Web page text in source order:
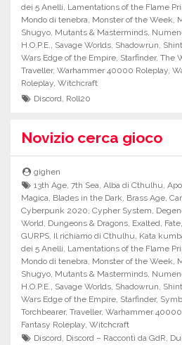
dei 5 Anelli, Lamentations of the Flame
Mondo di tenebra, Monster of the Week,
Shugyo, Mutants & Masterminds,
H.O.P.E., Savage Worlds, Shadowrun,
Wars Edge of the Empire, Starfinder, The
Traveller, Warhammer 40000 Roleplay,
Roleplay, Witchcraft
Discord, Roll20
Novizio cerca gioco
gighen
13th Age,7th Sea,Alba di Cthulhu,
Magica, Blades in the Dark, Brass Age,
Cyberpunk 2020, Cypher System,
World, Dungeons & Dragons, Exalted, Fate,
GURPS, Il richiamo di Cthulhu, Kata
dei 5 Anelli, Lamentations of the Flame
Mondo di tenebra, Monster of the Week,
Shugyo, Mutants & Masterminds,
H.O.P.E., Savage Worlds, Shadowrun,
Wars Edge of the Empire, Starfinder,
Torchbearer, Traveller, Warhammer
Fantasy Roleplay, Witchcraft
Discord, Discord – Racconti da GdR,